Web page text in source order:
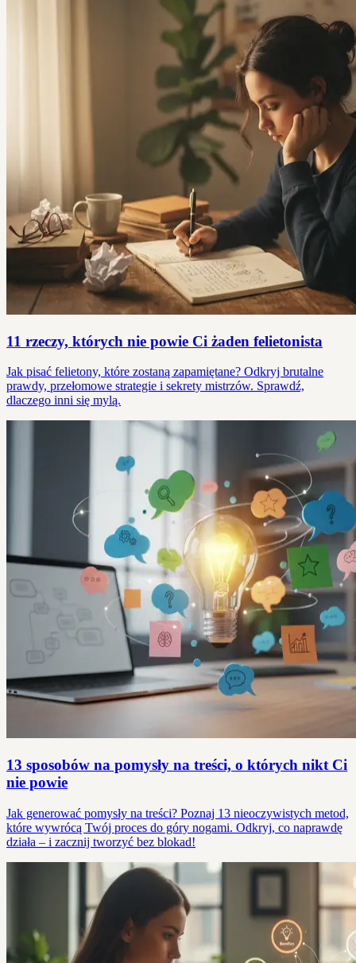
11 rzeczy, których nie powie Ci żaden felietonista
Jak pisać felietony, które zostaną zapamiętane? Odkryj brutalne
prawdy, przełomowe strategie i sekrety mistrzów. Sprawdź,
dlaczego inni się mylą.
13 sposobów na pomysły na treści, o których nikt Ci
nie powie
Jak generować pomysły na treści? Poznaj 13 nieoczywistych metod,
które wywrócą Twój proces do góry nogami. Odkryj, co naprawdę
działa – i zacznij tworzyć bez blokad!